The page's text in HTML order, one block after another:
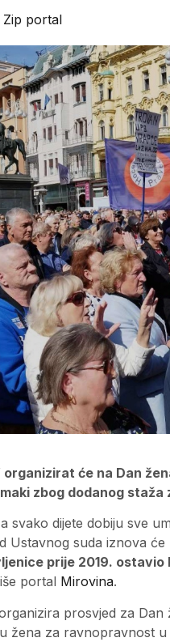
Zip portal
organizirat će na Dan
zbog dodanog
svako dijete dobiju sve
Ustavnog suda iznova
prije 2019. ostavio
portal Mirovina.
prosvjed za
žena za ravnopravnost